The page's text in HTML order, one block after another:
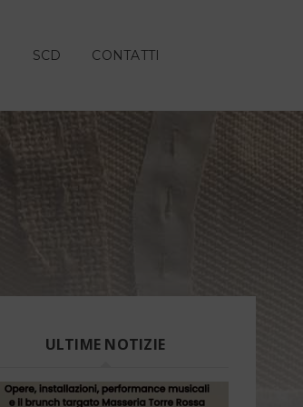
SCD CONTATTI
ULTIME NOTIZIE